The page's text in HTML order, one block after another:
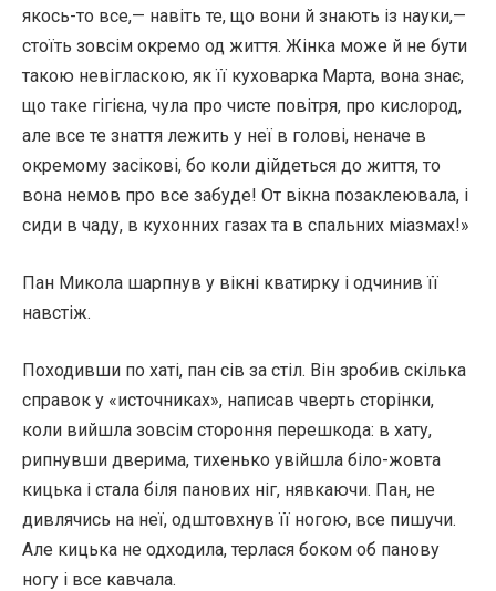
якось-то все,— навіть те, що вони й знають із науки,—
стоїть зовсім окремо од життя. Жінка може й не бути
такою невігласкою, як її куховарка Марта, вона знає,
що таке гігієна, чула про чисте повітря, про кислород,
але все те знаття лежить у неї в голові, неначе в
окремому засікові, бо коли дійдеться до життя, то
вона немов про все забуде! От вікна позаклеювала, і
сиди в чаду, в кухонних газах та в спальних міазмах!»
Пан Микола шарпнув у вікні кватирку і одчинив її
навстіж.
Походивши по хаті, пан сів за стіл. Він зробив скілька
справок у «источниках», написав чверть сторінки,
коли вийшла зовсім стороння перешкода: в хату,
рипнувши дверима, тихенько увійшла біло-жовта
кицька і стала біля панових ніг, нявкаючи. Пан, не
дивлячись на неї, одштовхнув її ногою, все пишучи.
Але кицька не одходила, терлася боком об панову
ногу і все кавчала.